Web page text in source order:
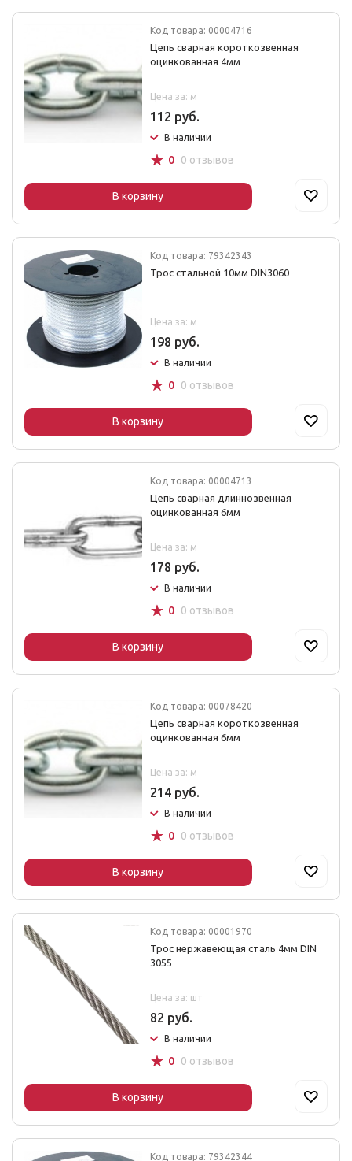
Код товара: 00004716
Цепь сварная короткозвенная
оцинкованная 4мм
Цена за: м
112 руб.
В наличии
☆ 0 0 отзывов
В корзину
Код товара: 79342343
Трос стальной 10мм DIN3060
Цена за: м
198 руб.
В наличии
☆ 0 0 отзывов
В корзину
Код товара: 00004713
Цепь сварная длиннозвенная
оцинкованная 6мм
Цена за: м
178 руб.
В наличии
☆ 0 0 отзывов
В корзину
Код товара: 00078420
Цепь сварная короткозвенная
оцинкованная 6мм
Цена за: м
214 руб.
В наличии
☆ 0 0 отзывов
В корзину
Код товара: 00001970
Трос нержавеющая сталь 4мм DIN
3055
Цена за: шт
82 руб.
В наличии
☆ 0 0 отзывов
В корзину
Код товара: 79342344